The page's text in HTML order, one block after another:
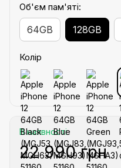
Об'єм пам'яті:
64GB 128GB
Колір
В наявності
22 990 грн